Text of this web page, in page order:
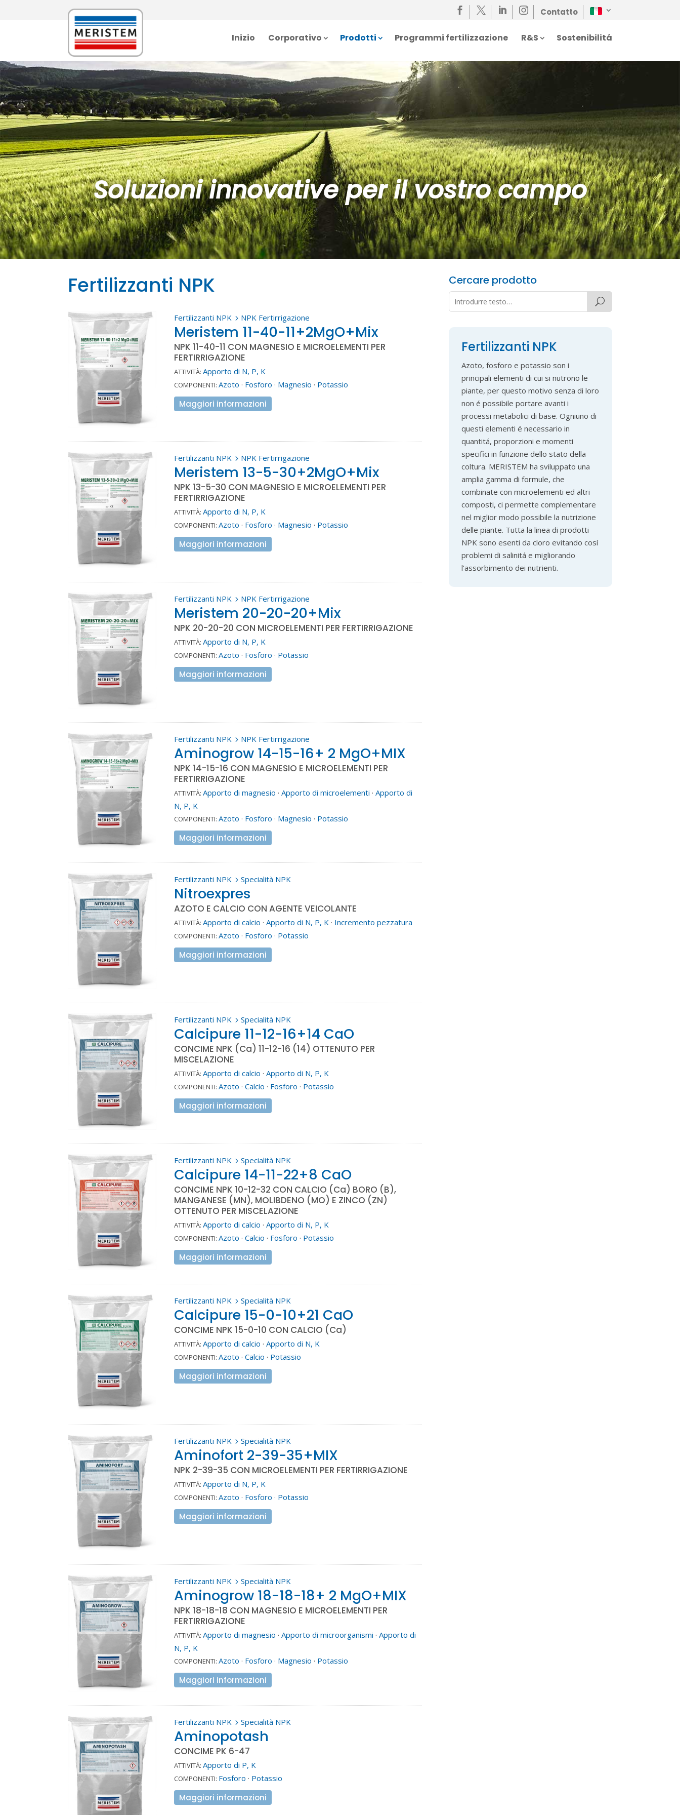
    Contatto
Inizio Corporativo Prodotti Programmi fertilizzazione R&S Sostenibilitá
Soluzioni innovative per il vostro campo
Fertilizzanti NPK
Fertilizzanti NPK 5 NPK Fertirrigazione
Meristem 11-40-11+2MgO+Mix
NPK 11-40-11 CON MAGNESIO E MICROELEMENTI PER
FERTIRRIGAZIONE
ATTIVITÀ: Apporto di N, P, K
COMPONENTI: Azoto · Fosforo · Magnesio · Potassio
Maggiori informazioni
Fertilizzanti NPK 5 NPK Fertirrigazione
Meristem 13-5-30+2MgO+Mix
NPK 13-5-30 CON MAGNESIO E MICROELEMENTI PER
FERTIRRIGAZIONE
ATTIVITÀ: Apporto di N, P, K
COMPONENTI: Azoto · Fosforo · Magnesio · Potassio
Maggiori informazioni
Fertilizzanti NPK 5 NPK Fertirrigazione
Meristem 20-20-20+Mix
NPK 20-20-20 CON MICROELEMENTI PER FERTIRRIGAZIONE
ATTIVITÀ: Apporto di N, P, K
COMPONENTI: Azoto · Fosforo · Potassio
Maggiori informazioni
Fertilizzanti NPK 5 NPK Fertirrigazione
Aminogrow 14-15-16+ 2 MgO+MIX
NPK 14-15-16 CON MAGNESIO E MICROELEMENTI PER
FERTIRRIGAZIONE
ATTIVITÀ: Apporto di magnesio ·Apporto di microelementi ·Apporto di
N, P, K
COMPONENTI: Azoto · Fosforo · Magnesio · Potassio
Maggiori informazioni
Fertilizzanti NPK 5Specialità NPK
Nitroexpres
AZOTO E CALCIO CON AGENTE VEICOLANTE
ATTIVITÀ: Apporto di calcio ·Apporto di N, P, K · Incremento pezzatura
COMPONENTI: Azoto · Fosforo · Potassio
Maggiori informazioni
Fertilizzanti NPK 5Specialità NPK
Calcipure 11-12-16+14 CaO
CONCIME NPK (Ca) 11-12-16 (14) OTTENUTO PER
MISCELAZIONE
ATTIVITÀ: Apporto di calcio ·Apporto di N, P, K
COMPONENTI: Azoto ·Calcio · Fosforo · Potassio
Maggiori informazioni
Fertilizzanti NPK 5Specialità NPK
Calcipure 14-11-22+8 CaO
CONCIME NPK 10-12-32 CON CALCIO (Ca) BORO (B),
MANGANESE (MN), MOLIBDENO (MO) E ZINCO (ZN)
OTTENUTO PER MISCELAZIONE
ATTIVITÀ: Apporto di calcio ·Apporto di N, P, K
COMPONENTI: Azoto ·Calcio · Fosforo · Potassio
Maggiori informazioni
Fertilizzanti NPK 5Specialità NPK
Calcipure 15-0-10+21 CaO
CONCIME NPK 15-0-10 CON CALCIO (Ca)
ATTIVITÀ: Apporto di calcio ·Apporto di N, K
COMPONENTI: Azoto ·Calcio · Potassio
Maggiori informazioni
Fertilizzanti NPK 5Specialità NPK
Aminofort 2-39-35+MIX
NPK 2-39-35 CON MICROELEMENTI PER FERTIRRIGAZIONE
ATTIVITÀ: Apporto di N, P, K
COMPONENTI: Azoto · Fosforo · Potassio
Maggiori informazioni
Fertilizzanti NPK 5Specialità NPK
Aminogrow 18-18-18+ 2 MgO+MIX
NPK 18-18-18 CON MAGNESIO E MICROELEMENTI PER
FERTIRRIGAZIONE
ATTIVITÀ: Apporto di magnesio ·Apporto di microorganismi ·Apporto di
N, P, K
COMPONENTI: Azoto · Fosforo · Magnesio · Potassio
Maggiori informazioni
Fertilizzanti NPK 5Specialità NPK
Aminopotash
CONCIME PK 6-47
ATTIVITÀ: Apporto di P, K
COMPONENTI: Fosforo · Potassio
Maggiori informazioni
Cercare prodotto
Fertilizzanti NPK
Azoto, fosforo e potassio son i
principali elementi di cui si nutrono le
piante, per questo motivo senza di loro
non é possibile portare avanti i
processi metabolici di base. Ogniuno di
questi elementi é necessario in
quantitá, proporzioni e momenti
specifici in funzione dello stato della
coltura. MERISTEM ha sviluppato una
amplia gamma di formule, che
combinate con microelementi ed altri
composti, ci permette complementare
nel miglior modo possibile la nutrizione
delle piante. Tutta la linea di prodotti
NPK sono esenti da cloro evitando cosí
problemi di salinitá e migliorando
l’assorbimento dei nutrienti.